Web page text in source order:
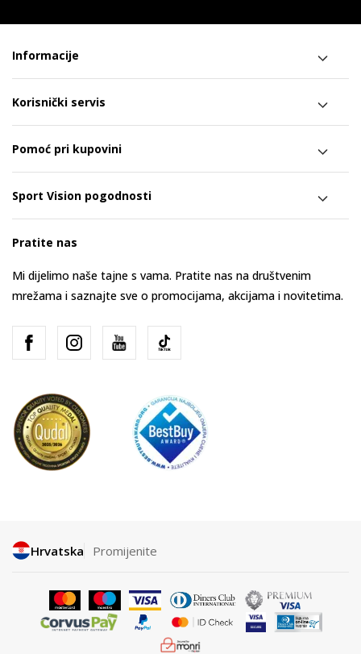
Informacije
Korisnički servis
Pomoć pri kupovini
Sport Vision pogodnosti
Pratite nas
Mi dijelimo naše tajne s vama. Pratite nas na društvenim
mrežama i saznajte sve o promocijama, akcijama i novitetima.
Hrvatska Promijenite